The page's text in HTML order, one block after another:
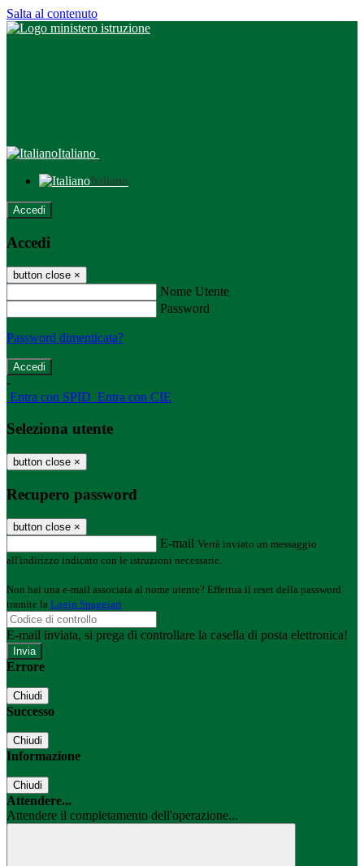
Salta al contenuto
Italiano
Italiano
Accedi
Accedi
button close ×
Nome Utente
Password
Password dimenticata?
-
Entra con SPID Entra con CIE
Seleziona utente
button close ×
Recupero password
button close ×
E-mail Verrà inviato un messaggio
all'indirizzo indicato con le istruzioni necessarie.
Non hai una e-mail associata al nome utente? Effettua il reset della password
tramite la Login Spaggiari
E-mail inviata, si prega di controllare la casella di posta elettronica!
Errore
Chiudi
Successo
Chiudi
Informazione
Chiudi
Attendere...
Attendere il completamento dell'operazione...